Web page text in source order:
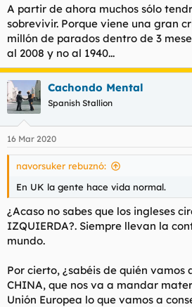
A partir de ahora muchos sólo
sobrevivir. Porque viene una gran
millón de parados dentro de 3
al 2008 y no al 1940...
Cachondo Mental
Spanish Stallion
16 Mar 2020
navorsuker rebuznó:
En UK la gente hace vida normal.
¿Acaso no sabes que los ingleses
IZQUIERDA?. Siempre llevan la
mundo.
Por cierto, ¿sabéis de quién vamos
CHINA, que nos va a mandar
Unión Europea lo que vamos a